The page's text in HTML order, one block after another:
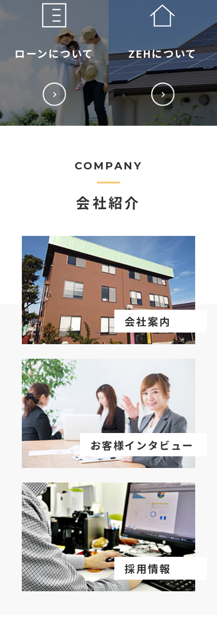
ローンについて ZEHについて
COMPANY
会社紹介
会社案内
お客様インタビュー
採用情報